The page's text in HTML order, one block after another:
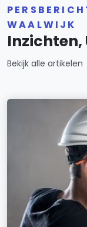
WAALWIJK
Inzichten,
Bekijk alle artikelen